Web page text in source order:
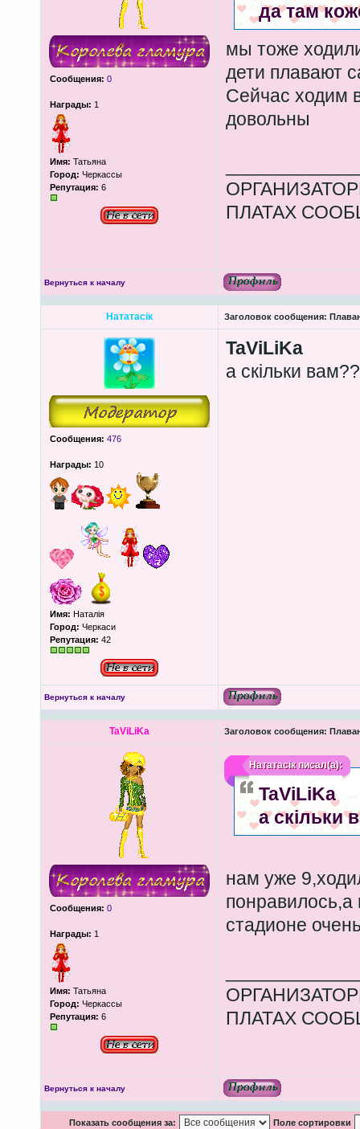
Сообщения: 0
Награды: 1
Имя: Татьяна
Город: Черкассы
Репутация: 6
да там
мы тоже
дети плавают
Сейчас ходим
довольны
ПЛАТАХ
Вернуться к началу
Нататасік Заголовок сообщения:
Сообщения: 476
Награды: 10
Имя: Наталія
Город: Черкаси
Репутация: 42
TaViLiKa
а скільки
Вернуться к началу
TaViLiKa Заголовок сообщения:
Сообщения: 0
Награды: 1
Имя: Татьяна
Город: Черкассы
Репутация: 6
Нататасікписал(а):
TaViLiKa
а скільки
нам уже
понравилось,а
стадионе
ПЛАТАХ
Вернуться к началу
Показать сообщения за: Поле сортировки